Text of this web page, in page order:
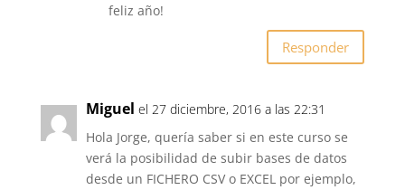
feliz año!
Responder
Miguel el 27 diciembre, 2016 a las 22:31
Hola Jorge, quería saber si en este curso se
verá la posibilidad de subir bases de datos
desde un FICHERO CSV o EXCEL por ejemplo,